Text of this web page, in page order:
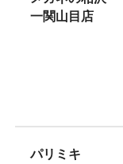
一関山目店
パリミキ